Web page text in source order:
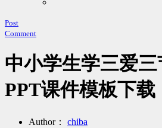
Post
Comment
中小学生学三爱
PPT课件模板下载
Author：
chiba